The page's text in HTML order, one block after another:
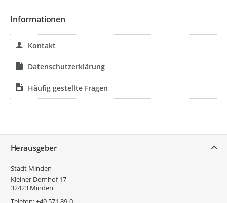
Informationen
Kontakt
Datenschutzerklärung
Häufig gestellte Fragen
Herausgeber
Stadt Minden
Kleiner Domhof 17
32423 Minden